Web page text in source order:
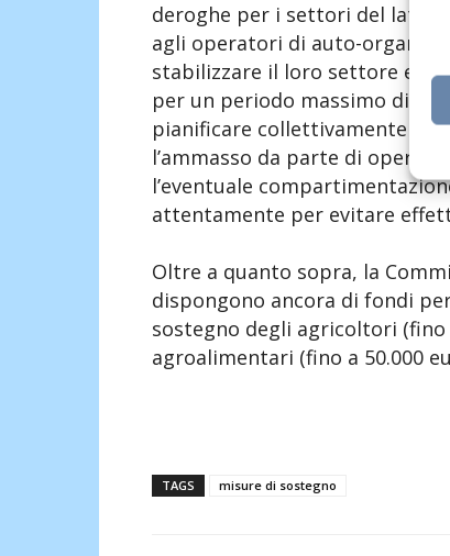
deroghe per i settori del latte,
agli operatori di auto-
stabilizzare il loro settore e
per un periodo massimo di 6
pianificare collettivamente la
l’ammasso da parte di
l’eventuale
attentamente per evitare
Oltre a quanto sopra, la
dispongono ancora di fondi
sostegno degli agricoltori (fino
agroalimentari (fino a 50.000
TAGS misure di sostegno